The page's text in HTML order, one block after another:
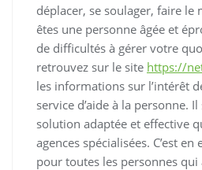
déplacer, se soulager, faire le
êtes une personne âgée et
de difficultés à gérer votre
retrouvez sur le site https://
les informations sur l’intérêt
service d’aide à la personne. Il
solution adaptée et effective
agences spécialisées. C’est
pour toutes les personnes